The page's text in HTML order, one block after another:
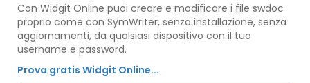
Con Widgit Online puoi creare e modificare i file swdoc
proprio come con SymWriter, senza installazione, senza
aggiornamenti, da qualsiasi dispositivo con il tuo
username e password.
Prova gratis Widgit Online...